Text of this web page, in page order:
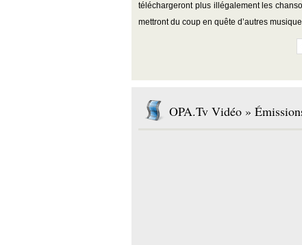
téléchargeront plus illégalement les
mettront du coup en quête d’autres
OPA.Tv Vidéo »